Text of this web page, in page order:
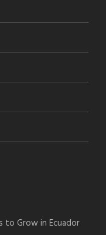
to Grow in Ecuador